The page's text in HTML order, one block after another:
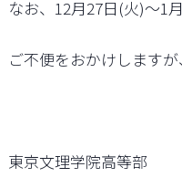
なお、12月27日(火)～1
ご不便をおかけします
東京文理学院高等部